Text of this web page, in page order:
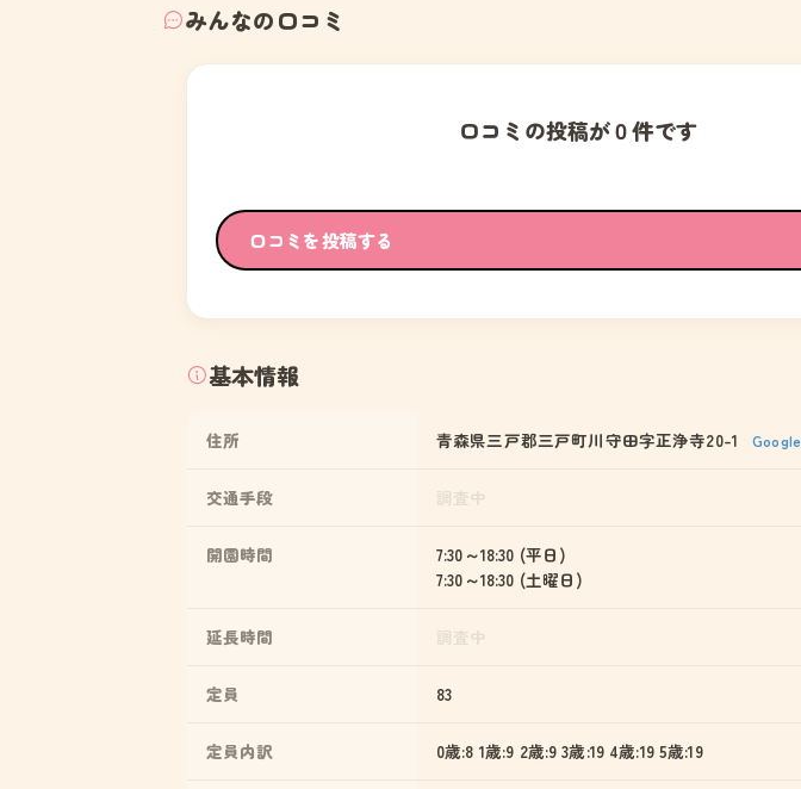
みんなの口コミ
口コミの投稿が０件です
口コミを投稿する
基本情報
住所 青森県三戸郡三戸町川守田字正浄寺20-1
交通手段
開園時間
7:30～18:30 (平日)
7:30～18:30 (土曜日)
延長時間
定員 83
定員内訳 0歳:8 1歳:9 2歳:9 3歳:19 4歳:19 5歳:19